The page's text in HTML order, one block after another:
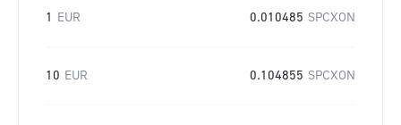
1 EUR 0.010485 SPCXON
10 EUR 0.104855 SPCXON